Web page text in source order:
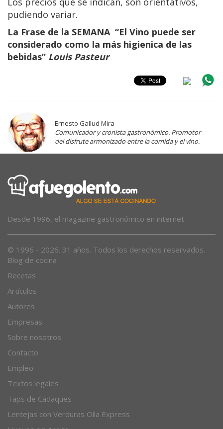
pudiendo variar.
La Frase de la SEMANA “El Vino puede ser
considerado como la más higienica de las
bebidas” Louis Pasteur
Ernesto Gallud Mira
Comunicador y cronista gastronómico. Promotor
del disfrute armonizado entre la comida y el vino.
Desde 1996, el magazine gastronómico en internet.
© 1996 - 2026. 31 años. Todos los derechos reservados.
Blog de cocina
Recetas
Artículos
Autores
Empresas
Sobre nosotros
Contacto
Empleo
Textos legales
Taps de Cadaques
Lentejas con Verduras Olla Express